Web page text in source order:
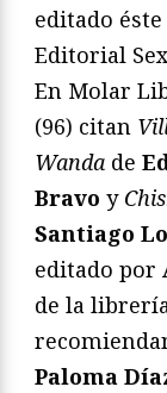
editado
Editorial
En Molar
(96) citan
Wanda de
Bravo y
Santiago
editado por
de la
Paloma